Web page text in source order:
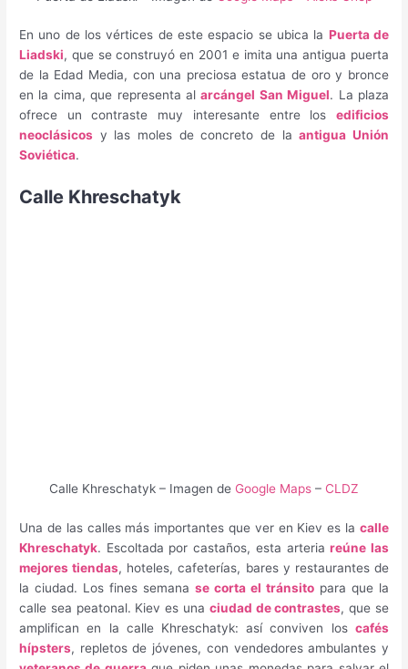
En uno de los vértices de este espacio se ubica la Puerta de
Liadski, que se construyó en 2001 e imita una antigua puerta
de la Edad Media, con una preciosa estatua de oro y bronce
en la cima, que representa alarcángel San Miguel. La plaza
ofrece un contraste muy interesante entre los edificios
neoclásicos y las moles de concreto de laantigua Unión
Soviética.
Calle Khreschatyk
Calle Khreschatyk – Imagen de Google Maps – CLDZ
Una de las calles más importantes que ver en Kiev es la calle
Khreschatyk. Escoltada por castaños, esta arteriareúne las
mejores tiendas, hoteles, cafeterías, bares y restaurantes de
la ciudad. Los fines semanase corta el tránsito para que la
calle sea peatonal. Kiev es una ciudad de contrastes, que se
amplifican en la calle Khreschatyk: así conviven los cafés
hípsters, repletos de jóvenes, con vendedores ambulantes y